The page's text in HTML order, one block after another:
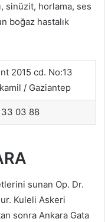
sinüzit, horlama, ses
boğaz hastalık
2015 cd. No:13
/ Gaziantep
03 88
sunan Op. Dr.
Kuleli Askeri
sonra Ankara Gata